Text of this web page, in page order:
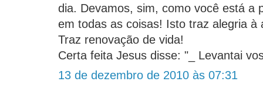
dia. Devamos, sim, como você está a
em todas as coisas! Isto traz alegria à
Traz renovação de vida!
Certa feita Jesus disse: "_ Levantai
13 de dezembro de 2010 às 07:31